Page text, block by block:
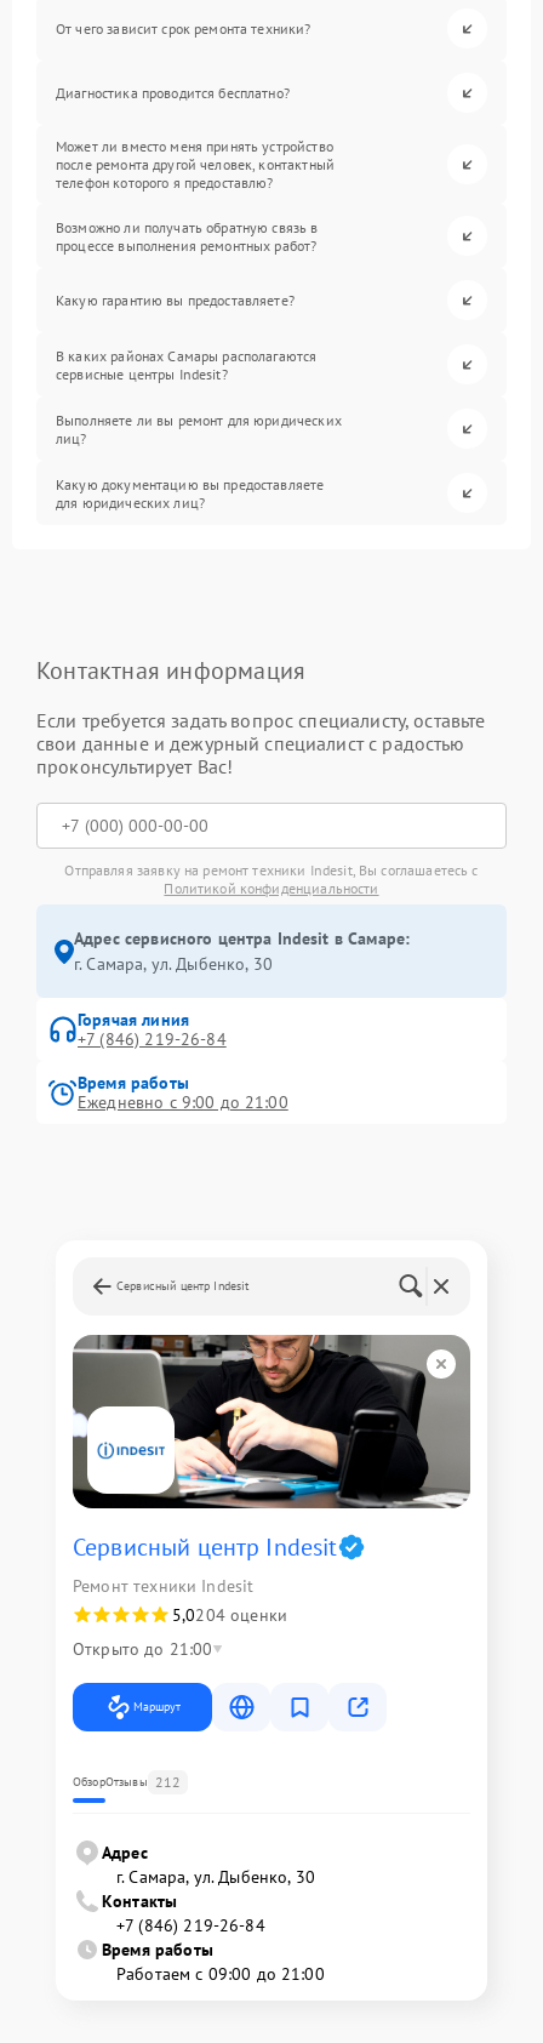
От чего зависит срок ремонта техники?
Диагностика проводится бесплатно?
Может ли вместо меня принять устройство
после ремонта другой человек, контактный
телефон которого я предоставлю?
Возможно ли получать обратную связь в
процессе выполнения ремонтных работ?
Какую гарантию вы предоставляете?
В каких районах Самары располагаются
сервисные центры Indesit?
Выполняете ли вы ремонт для юридических
лиц?
Какую документацию вы предоставляете
для юридических лиц?
Контактная информация
Если требуется задать вопрос специалисту, оставьте
свои данные и дежурный специалист с радостью
проконсультирует Вас!
Отправляя заявку на ремонт техники Indesit, Вы соглашаетесь с
Политикой конфиденциальности
Адрес сервисного центра Indesit в Самаре:
г. Самара, ул. Дыбенко, 30
Горячая линия
+7 (846) 219-26-84
Время работы
Ежедневно с 9:00 до 21:00
Сервисный центр Indesit
Сервисный центр Indesit
Ремонт техники Indesit
5,0204 оценки
Открыто до 21:00
Маршрут
ОбзорОтзывы 212
Адрес
г. Самара, ул. Дыбенко, 30
Контакты
+7 (846) 219-26-84
Время работы
Работаем с 09:00 до 21:00